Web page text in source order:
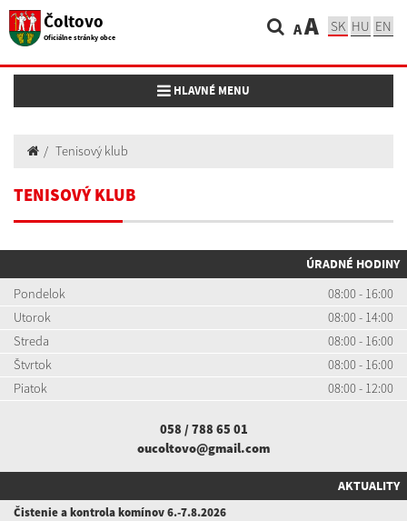
Čoltovo
Oficiálne stránky obce AA SK HU EN
Toggle navigation
HLAVNÉ MENU
Tenisový klub
TENISOVÝ KLUB
ÚRADNÉ HODINY
Pondelok
08:00 - 16:00
Utorok
08:00 - 14:00
Streda
08:00 - 16:00
Štvrtok
08:00 - 16:00
Piatok
08:00 - 12:00
058 / 788 65 01
oucoltovo@gmail.com
AKTUALITY
Čistenie a kontrola komínov 6.-7.8.2026